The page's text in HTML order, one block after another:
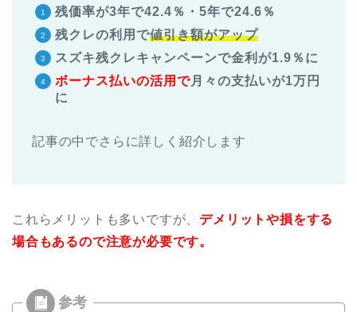
残価率が3年で42.4％・5年で24.6 ％
残クレの利用で値引き額がアップ
スズキ残クレキャンペーンで金利が1.9％に
ボーナス払いの活用で月々の支払いが1万円
に
記事の中でさらに詳しく紹介します
これらメリットも多いですが、 デメリットや損をする
場合もあるので注意が必要です。